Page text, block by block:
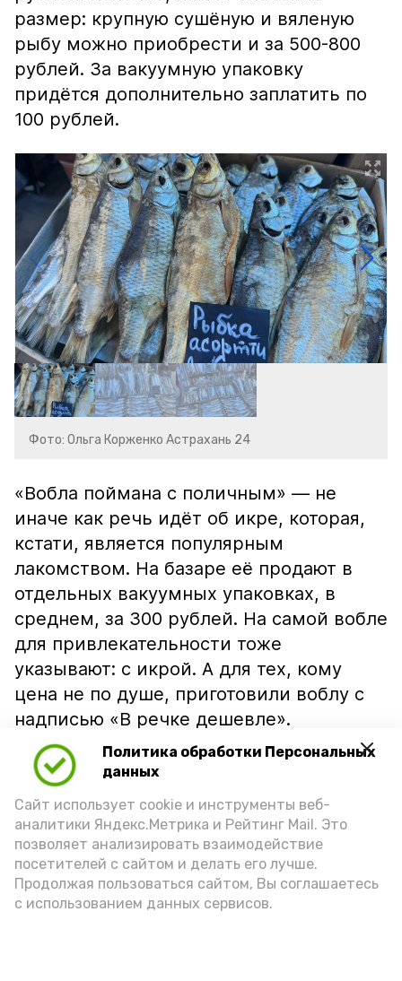
Политика обработки Персональных
данных
Сайт использует cookie и инструменты веб-
аналитики Яндекс.Метрика и Рейтинг Mail. Это
позволяет анализировать взаимодействие
посетителей с сайтом и делать его лучше.
Продолжая пользоваться сайтом, Вы соглашаетесь
с использованием данных сервисов.
размер: крупную сушёную и вяленую
рыбу можно приобрести и за 500-800
рублей. За вакуумную упаковку
придётся дополнительно заплатить по
100 рублей.
Фото: Ольга Корженко Астрахань 24
«Вобла поймана с поличным» — не
иначе как речь идёт об икре, которая,
кстати, является популярным
лакомством. На базаре её продают в
отдельных вакуумных упаковках, в
среднем, за 300 рублей. На самой вобле
для привлекательности тоже
указывают: с икрой. А для тех, кому
цена не по душе, приготовили воблу с
надписью «В речке дешевле».